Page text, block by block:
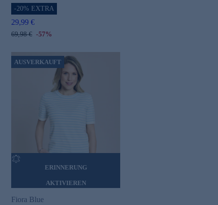
-20% EXTRA
29,99 €
69,98 € -57%
AUSVERKAUFT
ERINNERUNG
AKTIVIEREN
Fiora Blue